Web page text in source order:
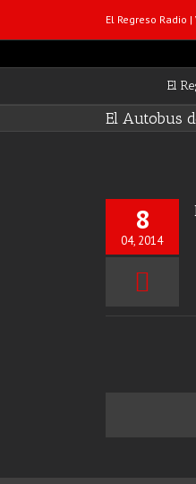
El Regreso Radio
El
El Autobus
8
04, 2014